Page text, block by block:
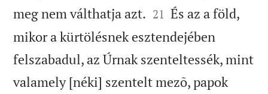
meg nem válthatja azt. 

21 És az a föld,
mikor a kürtölésnek esztendejében
felszabadul, az Úrnak szenteltessék, mint
valamely [néki] szentelt mezõ, papok